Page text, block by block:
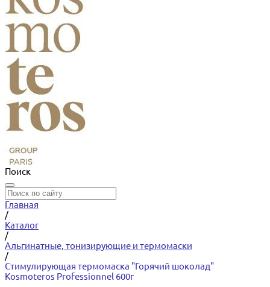
Поиск
Главная
/
Каталог
/
Альгинатные, тонизирующие и термомаски
/
Стимулирующая термомаска "Горячий шоколад"
Kosmoteros Professionnel 600г